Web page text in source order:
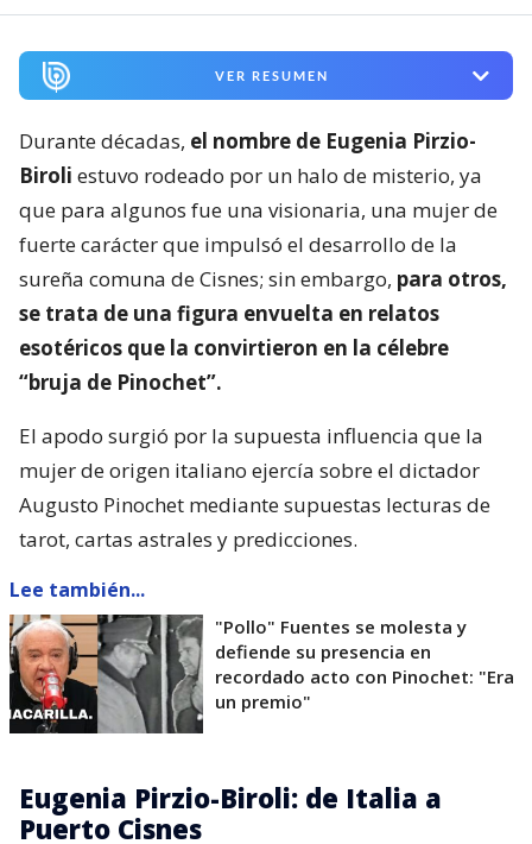
VER RESUMEN
Durante décadas, el nombre de Eugenia Pirzio-
Biroli estuvo rodeado por un halo de misterio, ya
que para algunos fue una visionaria, una mujer de
fuerte carácter que impulsó el desarrollo de la
sureña comuna de Cisnes; sin embargo, para otros,
se trata de una figura envuelta en relatos
esotéricos que la convirtieron en la célebre
“bruja de Pinochet”.
El apodo surgió por la supuesta influencia que la
mujer de origen italiano ejercía sobre el dictador
Augusto Pinochet mediante supuestas lecturas de
tarot, cartas astrales y predicciones.
Lee también...
"Pollo" Fuentes se molesta y
defiende su presencia en
recordado acto con Pinochet: "Era
un premio"
Eugenia Pirzio-Biroli: de Italia a
Puerto Cisnes